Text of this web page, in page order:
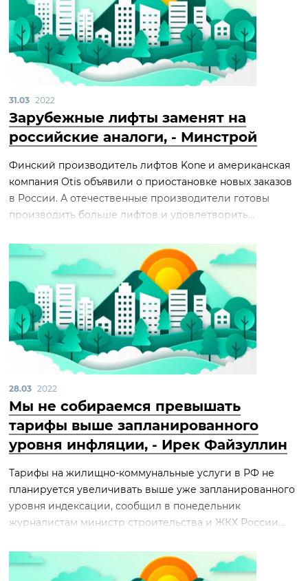
31.03 2022
Зарубежные лифты заменят на
российские аналоги, - Минстрой
Финский производитель лифтов Kone и американская
компания Otis объявили о приостановке новых заказов
в России. А отечественные производители готовы
производить больше лифтов и удовлетворить...
28.03 2022
Мы не собираемся превышать
тарифы выше запланированного
уровня инфляции, - Ирек Файзуллин
Тарифы на жилищно-коммунальные услуги в РФ не
планируется увеличивать выше уже запланированного
уровня индексации, сообщил в понедельник
журналистам министр строительства и ЖКХ России...